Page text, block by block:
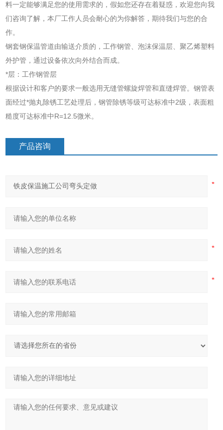
料一定能够满足您的使用需求的，假如您还存在着疑惑，欢迎您向我
们咨询了解，本厂工作人员会耐心的为你解答，期待我们与您的合
作。
钢套钢保温管道由输送介质的，工作钢管、泡沫保温层、聚乙烯塑料
外护管，通过设备依次向外结合而成。
*层：工作钢管层
根据设计和客户的要求一般选用无缝管螺旋焊管和直缝焊管。钢管表
面经过*抛丸除锈工艺处理后，钢管除锈等级可达标准中2级，表面粗
糙度可达标准中R=12.5微米。
产品咨询